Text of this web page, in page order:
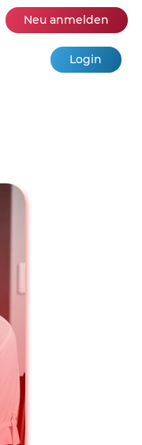
Neu anmelden
Login